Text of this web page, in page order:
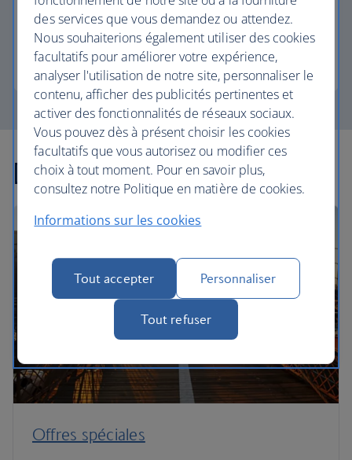
à votre propre suite privée, en passant par l'accès
à nos élégants salons de départ.
First
Découvrir d'autres offres
Offres spéciales
des services que vous demandez ou attendez.
Nous souhaiterions également utiliser des cookies
facultatifs pour améliorer votre expérience,
analyser l'utilisation de notre site, personnaliser le
contenu, afficher des publicités pertinentes et
activer des fonctionnalités de réseaux sociaux.
Vous pouvez dès à présent choisir les cookies
facultatifs que vous autorisez ou modifier ces
choix à tout moment. Pour en savoir plus,
consultez notre Politique en matière de cookies.
Informations sur les cookies
Tout accepter Personnaliser
Tout refuser